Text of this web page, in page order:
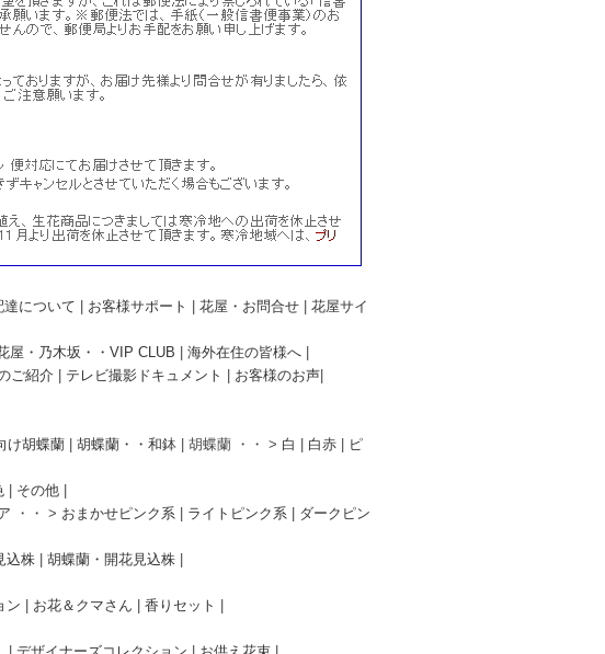
達について お客様サポート 花屋・お問合せ
花屋サイ
屋・乃木坂・・VIP CLUB 海外在住の皆様へ
ご紹介 テレビ撮影ドキュメント お客様のお声
け胡蝶蘭 胡蝶蘭・・和鉢 | 胡蝶蘭 ・・ > 白 白赤
ピ
その他
・・ > おまかせピンク系 ライトピンク系
ダークピン
込株 胡蝶蘭・開花見込株
ン お花＆クマさん 香りセット